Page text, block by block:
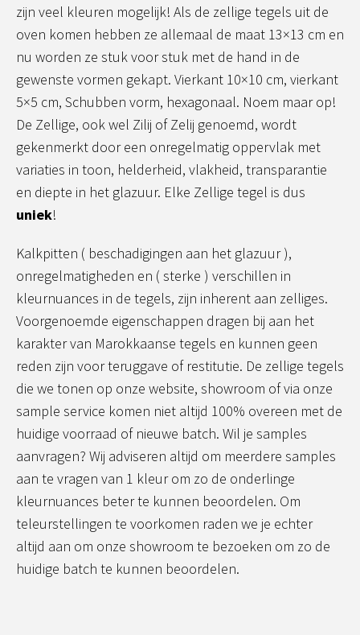
zijn veel kleuren mogelijk! Als de zellige tegels uit de
oven komen hebben ze allemaal de maat 13×13 cm en
nu worden ze stuk voor stuk met de hand in de
gewenste vormen gekapt. Vierkant 10×10 cm, vierkant
5×5 cm, Schubben vorm, hexagonaal. Noem maar op!
De Zellige, ook wel Zilij of Zelij genoemd, wordt
gekenmerkt door een onregelmatig oppervlak met
variaties in toon, helderheid, vlakheid, transparantie
en diepte in het glazuur. Elke Zellige tegel is dus
uniek!
Kalkpitten ( beschadigingen aan het glazuur ),
onregelmatigheden en ( sterke ) verschillen in
kleurnuances in de tegels, zijn inherent aan zelliges.
Voorgenoemde eigenschappen dragen bij aan het
karakter van Marokkaanse tegels en kunnen geen
reden zijn voor teruggave of restitutie. De zellige tegels
die we tonen op onze website, showroom of via onze
sample service komen niet altijd 100% overeen met de
huidige voorraad of nieuwe batch. Wil je samples
aanvragen? Wij adviseren altijd om meerdere samples
aan te vragen van 1 kleur om zo de onderlinge
kleurnuances beter te kunnen beoordelen. Om
teleurstellingen te voorkomen raden we je echter
altijd aan om onze showroom te bezoeken om zo de
huidige batch te kunnen beoordelen.